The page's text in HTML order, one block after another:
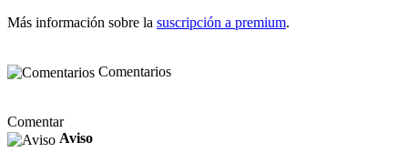
Más información sobre la suscripción a premium.
Comentarios
Comentar
Aviso